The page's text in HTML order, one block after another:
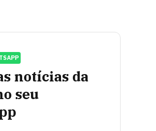
notícias da
seu